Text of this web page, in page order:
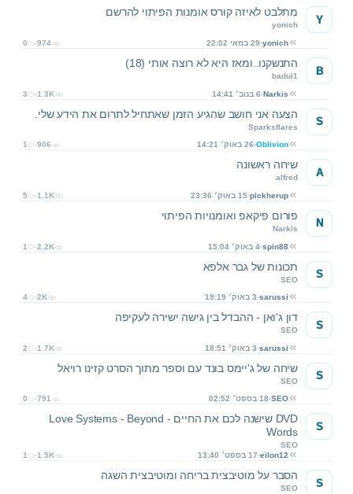
מתלבט לאיזה קורס אומנות הפיתוי להרשם
yonich
yonich 29 במאי 22:02 0 974
Y
התנשקנו..ומאז היא לא רוצה אותי (18)
badui1
Narkis 6 בנוב׳ 14:41 3 1.3K
B
הצעה אני חושב שהגיע הזמן שאתחיל לתרום את הידע שלי.
Sparksflares
Oblivion 26 באוק׳ 14:21 1 906
S
שיחה ראשונה
alfred
pickherup 15 באוק׳ 23:36 5 1.1K
A
פורום פיקאפ ואומנויות הפיתוי
Narkis
spin88 4 באוק׳ 15:04 1 2.2K
N
תכונות של גבר אלפא
SEO
sarussi 3 באוק׳ 19:19 4 2K
S
דון ג'ואן - ההבדל בין גישה ישירה לעקיפה
SEO
sarussi 3 באוק׳ 18:51 2 1.7K
S
שיחה של ג'יימס בונד עם וספר מתוך הסרט קזינו רויאל
SEO
SEO 18 בספט׳ 02:52 0 791
S
DVD שישנה לכם את החיים - Love Systems - Beyond
Words
SEO
eilon12 17 בספט׳ 13:40 1 1.5K
S
הסבר על מוטיבצית בריחה ומוטיבצית השגה
SEO S